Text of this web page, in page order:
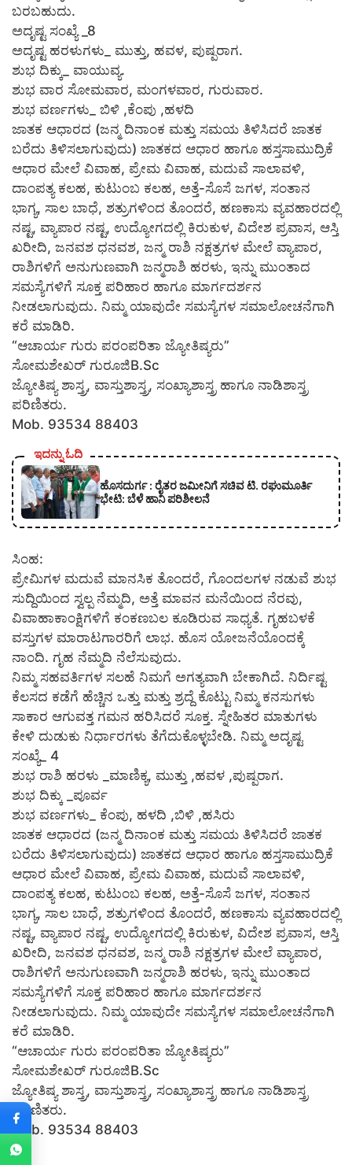
ಬರಬಹುದು.
ಅದೃಷ್ಟ ಸಂಖ್ಯೆ _8
ಅದೃಷ್ಟ ಹರಳುಗಳು_ ಮುತ್ತು, ಹವಳ, ಪುಷ್ಪರಾಗ.
ಶುಭ ದಿಕ್ಕು_ ವಾಯುವ್ಯ.
ಶುಭ ವಾರ ಸೋಮವಾರ, ಮಂಗಳವಾರ, ಗುರುವಾರ.
ಶುಭ ವರ್ಣಗಳು_ ಬಿಳಿ ,ಕೆಂಪು ,ಹಳದಿ
ಜಾತಕ ಆಧಾರದ (ಜನ್ಮ ದಿನಾಂಕ ಮತ್ತು ಸಮಯ ತಿಳಿಸಿದರೆ ಜಾತಕ
ಬರೆದು ತಿಳಿಸಲಾಗುವುದು) ಜಾತಕದ ಆಧಾರ ಹಾಗೂ ಹಸ್ತಸಾಮುದ್ರಿಕೆ
ಆಧಾರ ಮೇಲೆ ವಿವಾಹ, ಪ್ರೇಮ ವಿವಾಹ, ಮದುವೆ ಸಾಲಾವಳಿ,
ದಾಂಪತ್ಯ ಕಲಹ, ಕುಟುಂಬ ಕಲಹ, ಅತ್ತೆ-ಸೊಸೆ ಜಗಳ, ಸಂತಾನ
ಭಾಗ್ಯ, ಸಾಲ ಬಾಧೆ, ಶತ್ರುಗಳಿಂದ ತೊಂದರೆ, ಹಣಕಾಸು ವ್ಯವಹಾರದಲ್ಲಿ
ನಷ್ಟ, ವ್ಯಾಪಾರ ನಷ್ಟ, ಉದ್ಯೋಗದಲ್ಲಿ ಕಿರುಕುಳ, ವಿದೇಶ ಪ್ರವಾಸ, ಆಸ್ತಿ
ಖರೀದಿ, ಜನವಶ ಧನವಶ, ಜನ್ಮ ರಾಶಿ ನಕ್ಷತ್ರಗಳ ಮೇಲೆ ವ್ಯಾಪಾರ,
ರಾಶಿಗಳಿಗೆ ಅನುಗುಣವಾಗಿ ಜನ್ಮರಾಶಿ ಹರಳು, ಇನ್ನು ಮುಂತಾದ
ಸಮಸ್ಯೆಗಳಿಗೆ ಸೂಕ್ತ ಪರಿಹಾರ ಹಾಗೂ ಮಾರ್ಗದರ್ಶನ
ನೀಡಲಾಗುವುದು. ನಿಮ್ಮ ಯಾವುದೇ ಸಮಸ್ಯೆಗಳ ಸಮಾಲೋಚನೆಗಾಗಿ
ಕರೆ ಮಾಡಿರಿ.
“ಆಚಾರ್ಯ ಗುರು ಪರಂಪರಿತಾ ಜ್ಯೋತಿಷ್ಯರು”
ಸೋಮಶೇಖರ್ ಗುರೂಜಿB.Sc
ಜ್ಯೋತಿಷ್ಯ ಶಾಸ್ತ್ರ, ವಾಸ್ತುಶಾಸ್ತ್ರ, ಸಂಖ್ಯಾಶಾಸ್ತ್ರ ಹಾಗೂ ನಾಡಿಶಾಸ್ತ್ರ
ಪರಿಣಿತರು.
Mob. 93534 88403
ಇದನ್ನು ಓದಿ
ಹೊಸದುರ್ಗ : ರೈತರ ಜಮೀನಿಗೆ ಸಚಿವ ಟಿ. ರಘುಮೂರ್ತಿ
ಭೇಟಿ: ಬೆಳೆ ಹಾನಿ ಪರಿಶೀಲನೆ
ಸಿಂಹ:
ಪ್ರೇಮಿಗಳ ಮದುವೆ ಮಾನಸಿಕ ತೊಂದರೆ, ಗೊಂದಲಗಳ ನಡುವೆ ಶುಭ
ಸುದ್ದಿಯಿಂದ ಸ್ವಲ್ಪ ನೆಮ್ಮದಿ, ಅತ್ತೆ ಮಾವನ ಮನೆಯಿಂದ ನೆರವು,
ವಿವಾಹಾಕಾಂಕ್ಷಿಗಳಿಗೆ ಕಂಕಣಬಲ ಕೂಡಿರುವ ಸಾಧ್ಯತೆ. ಗೃಹಬಳಕೆ
ವಸ್ತುಗಳ ಮಾರಾಟಗಾರರಿಗೆ ಲಾಭ. ಹೊಸ ಯೋಜನೆಯೊಂದಕ್ಕೆ
ನಾಂದಿ. ಗೃಹ ನೆಮ್ಮದಿ ನೆಲೆಸುವುದು.
ನಿಮ್ಮ ಸಹವರ್ತಿಗಳ ಸಲಹೆ ನಿಮಗೆ ಅಗತ್ಯವಾಗಿ ಬೇಕಾಗಿದೆ. ನಿರ್ದಿಷ್ಟ
ಕೆಲಸದ ಕಡೆಗೆ ಹೆಚ್ಚಿನ ಒತ್ತು ಮತ್ತು ಶ್ರದ್ದೆ ಕೊಟ್ಟು ನಿಮ್ಮ ಕನಸುಗಳು
ಸಾಕಾರ ಆಗುವತ್ತ ಗಮನ ಹರಿಸಿದರೆ ಸೂಕ್ತ. ಸ್ನೇಹಿತರ ಮಾತುಗಳು
ಕೇಳಿ ದುಡುಕು ನಿರ್ಧಾರಗಳು ತೆಗೆದುಕೊಳ್ಳಬೇಡಿ. ನಿಮ್ಮ ಅದೃಷ್ಟ
ಸಂಖ್ಯೆ_ 4
ಶುಭ ರಾಶಿ ಹರಳು _ಮಾಣಿಕ್ಯ, ಮುತ್ತು ,ಹವಳ ,ಪುಷ್ಪರಾಗ.
ಶುಭ ದಿಕ್ಕು _ಪೂರ್ವ
ಶುಭ ವರ್ಣಗಳು_ ಕೆಂಪು, ಹಳದಿ ,ಬಿಳಿ ,ಹಸಿರು
ಜಾತಕ ಆಧಾರದ (ಜನ್ಮ ದಿನಾಂಕ ಮತ್ತು ಸಮಯ ತಿಳಿಸಿದರೆ ಜಾತಕ
ಬರೆದು ತಿಳಿಸಲಾಗುವುದು) ಜಾತಕದ ಆಧಾರ ಹಾಗೂ ಹಸ್ತಸಾಮುದ್ರಿಕೆ
ಆಧಾರ ಮೇಲೆ ವಿವಾಹ, ಪ್ರೇಮ ವಿವಾಹ, ಮದುವೆ ಸಾಲಾವಳಿ,
ದಾಂಪತ್ಯ ಕಲಹ, ಕುಟುಂಬ ಕಲಹ, ಅತ್ತೆ-ಸೊಸೆ ಜಗಳ, ಸಂತಾನ
ಭಾಗ್ಯ, ಸಾಲ ಬಾಧೆ, ಶತ್ರುಗಳಿಂದ ತೊಂದರೆ, ಹಣಕಾಸು ವ್ಯವಹಾರದಲ್ಲಿ
ನಷ್ಟ, ವ್ಯಾಪಾರ ನಷ್ಟ, ಉದ್ಯೋಗದಲ್ಲಿ ಕಿರುಕುಳ, ವಿದೇಶ ಪ್ರವಾಸ, ಆಸ್ತಿ
ಖರೀದಿ, ಜನವಶ ಧನವಶ, ಜನ್ಮ ರಾಶಿ ನಕ್ಷತ್ರಗಳ ಮೇಲೆ ವ್ಯಾಪಾರ,
ರಾಶಿಗಳಿಗೆ ಅನುಗುಣವಾಗಿ ಜನ್ಮರಾಶಿ ಹರಳು, ಇನ್ನು ಮುಂತಾದ
ಸಮಸ್ಯೆಗಳಿಗೆ ಸೂಕ್ತ ಪರಿಹಾರ ಹಾಗೂ ಮಾರ್ಗದರ್ಶನ
ನೀಡಲಾಗುವುದು. ನಿಮ್ಮ ಯಾವುದೇ ಸಮಸ್ಯೆಗಳ ಸಮಾಲೋಚನೆಗಾಗಿ
ಕರೆ ಮಾಡಿರಿ.
“ಆಚಾರ್ಯ ಗುರು ಪರಂಪರಿತಾ ಜ್ಯೋತಿಷ್ಯರು”
ಸೋಮಶೇಖರ್ ಗುರೂಜಿB.Sc
ಜ್ಯೋತಿಷ್ಯ ಶಾಸ್ತ್ರ, ವಾಸ್ತುಶಾಸ್ತ್ರ, ಸಂಖ್ಯಾಶಾಸ್ತ್ರ ಹಾಗೂ ನಾಡಿಶಾಸ್ತ್ರ
ಪರಿಣಿತರು.
Mob. 93534 88403